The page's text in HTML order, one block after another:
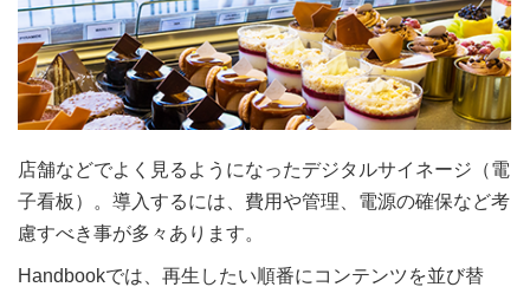
店舗などでよく見るようになったデジタルサイネージ（電
子看板）。導入するには、費用や管理、電源の確保など考
慮すべき事が多々あります。
Handbookでは、再生したい順番にコンテンツを並び替